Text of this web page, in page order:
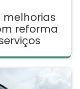
melhorias
reforma